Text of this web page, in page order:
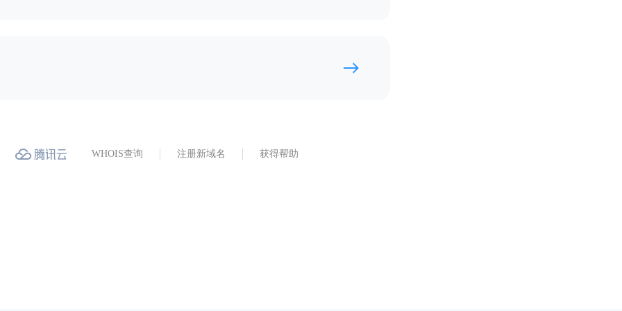
WHOIS查询 注册新域名 获得帮助